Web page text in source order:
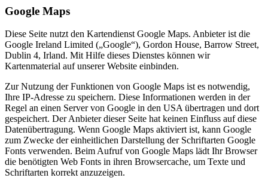
Google Maps
Diese Seite nutzt den Kartendienst Google Maps. Anbieter ist die
Google Ireland Limited („Google“), Gordon House, Barrow Street,
Dublin 4, Irland. Mit Hilfe dieses Dienstes können wir
Kartenmaterial auf unserer Website einbinden.
Zur Nutzung der Funktionen von Google Maps ist es notwendig,
Ihre IP-Adresse zu speichern. Diese Informationen werden in der
Regel an einen Server von Google in den USA übertragen und dort
gespeichert. Der Anbieter dieser Seite hat keinen Einfluss auf diese
Datenübertragung. Wenn Google Maps aktiviert ist, kann Google
zum Zwecke der einheitlichen Darstellung der Schriftarten Google
Fonts verwenden. Beim Aufruf von Google Maps lädt Ihr Browser
die benötigten Web Fonts in ihren Browsercache, um Texte und
Schriftarten korrekt anzuzeigen.